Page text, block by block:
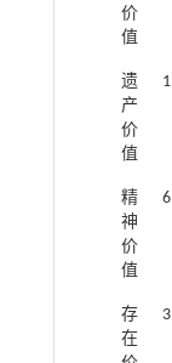
价
值
遗
产
价
值
1
精
神
价
值
6
存
在
3